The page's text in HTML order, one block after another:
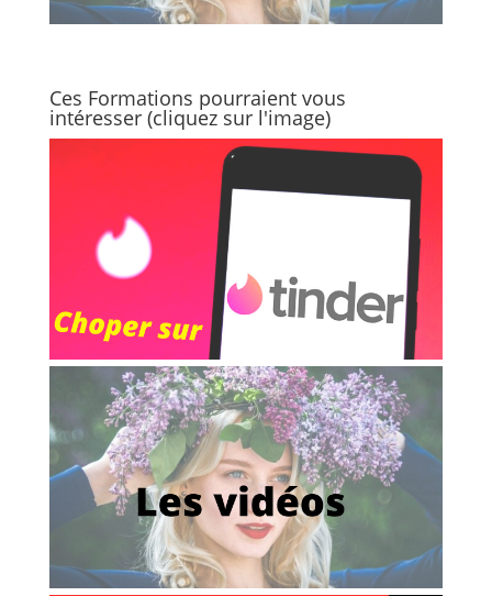
Ces Formations pourraient vous
intéresser (cliquez sur l'image)